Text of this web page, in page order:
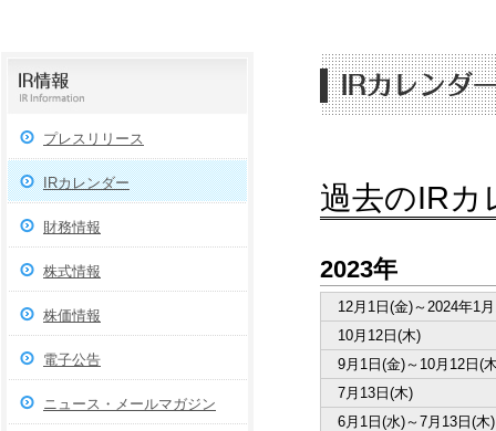
プレスリリース
IRカレンダー
財務情報
株式情報
株価情報
電子公告
ニュース・メールマガジン
過去のIRカ
2023年
12月1日(金)～2024年1
10月12日(木)​
9月1日(金)～10月12日(
7月13日(木)​
6月1日(水)～7月13日(木)​